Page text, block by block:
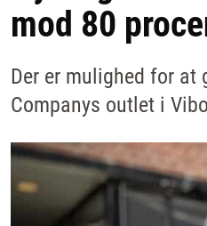
mod 80
Der er mulighed for at
Companys outlet i